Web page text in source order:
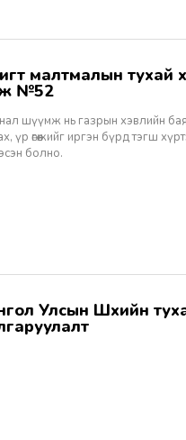
№52
шүүмж нь газрын хэвлийн
үр өгөөжийг иргэн бүрд тэгш
болно.